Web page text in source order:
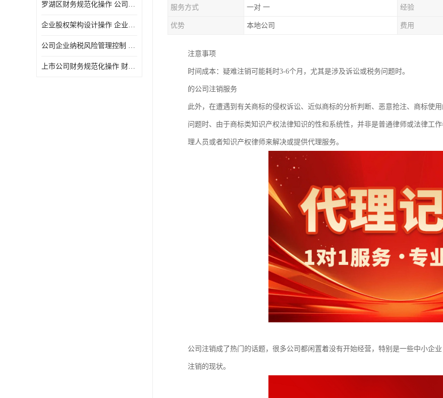
罗湖区财务规范化操作 公司财务合规 盛莱企管
企业股权架构设计操作 企业纳税风险管理控制 怎样操作税务合规
公司企业纳税风险管理控制 财务顾问 操作起来简单易行
上市公司财务规范化操作 财务规范化操作 如何操作
服务方式 一对 一 经验
优势 本地公司 费用
注意事项
时间成本：疑难注销可能耗时3-6个月，尤其是涉及诉讼或税务问题时。
的公司注销服务
此外，在遭遇到有关商标的侵权诉讼、近似商标的分析判断、恶意抢注、商标使
问题时、由于商标类知识产权法律知识的性和系统性，并非是普通律师或法律工
理人员或者知识产权律师来解决或提供代理服务。
公司注销成了热门的话题，很多公司都闲置着没有开始经营，特别是一些中小企
注销的现状。